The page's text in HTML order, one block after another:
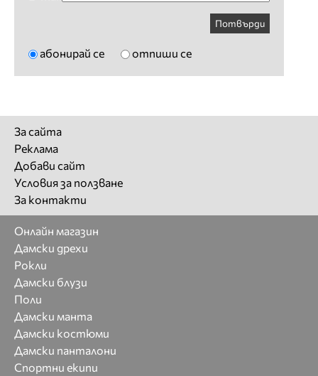
Потвърди
абонирай се отпиши се
За сайта
Реклама
Добави сайт
Условия за ползване
За контакти
Онлайн магазин
Дамски дрехи
Рокли
Дамски блузи
Поли
Дамски манта
Дамски костюми
Дамски панталони
Спортни екипи